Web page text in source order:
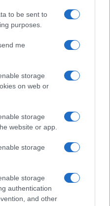
to be sent to
purposes.
me
storage
on web or
storage
website or app.
storage
storage
authentication
and other
τους πληγέντες από
και
έλεγχοι